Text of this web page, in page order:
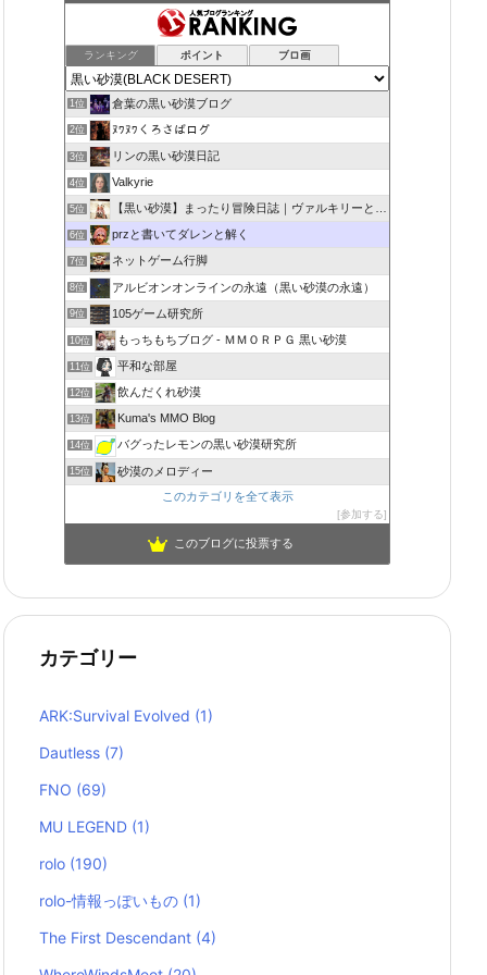
ランキング ポイント ブロ画
1位 倉葉の黒い砂漠ブログ
2位 ﾇﾜﾇﾜくろさばログ
3位 リンの黒い砂漠日記
4位 Valkyrie
5位 【黒い砂漠】まったり冒険日誌｜ヴァルキリーと闇の精霊の旅
6位 przと書いてダレンと解く
7位 ネットゲーム行脚
8位 アルビオンオンラインの永遠（黒い砂漠の永遠）
9位 105ゲーム研究所
10位 もっちもちブログ - ＭＭＯＲＰＧ 黒い砂漠
11位 平和な部屋
12位 飲んだくれ砂漠
13位 Kuma's MMO Blog
14位 バグったレモンの黒い砂漠研究所
15位
砂漠のメロディー
このカテゴリを全て表示
参加する
このブログに投票する
カテゴリー
ARK:Survival Evolved (1)
Dautless (7)
FNO (69)
MU LEGEND (1)
rolo (190)
rolo-情報っぽいもの (1)
The First Descendant (4)